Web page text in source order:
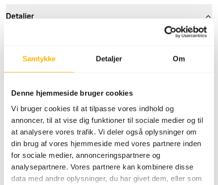
Samtykke Detaljer Om
Denne hjemmeside bruger cookies
Vi bruger cookies til at tilpasse vores indhold og
annoncer, til at vise dig funktioner til sociale medier og til
at analysere vores trafik. Vi deler også oplysninger om
din brug af vores hjemmeside med vores partnere inden
for sociale medier, annonceringspartnere og
analysepartnere. Vores partnere kan kombinere disse
data med andre oplysninger, du har givet dem, eller som
Detaljer
Mærke
KB RAW
Ernæringsråd
Det er nødvendigt at variere proteinkilder.
www.kbraw.eu/en/voedingsinformatie/) Dette er råt
dyrefoder. Brug venligst hygiejniske forholdsregler
www.feed-raw-right.eu).